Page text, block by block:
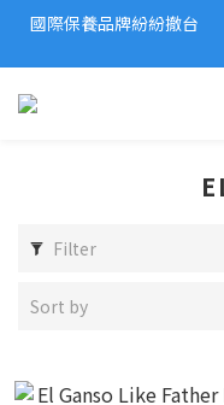
2026美妝小樣、試用品
國際保養品牌紛紛撤台　
2026美妝小樣、試用品
Filter
Sort by